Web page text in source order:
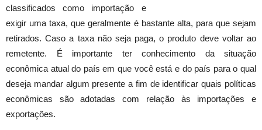
classificados como importação e
exigir uma taxa, que geralmente é bastante alta, para que sejam
retirados. Caso a taxa não seja paga, o produto deve voltar ao
remetente. É importante ter conhecimento da situação
econômica atual do país em que você está e do país para o qual
deseja mandar algum presente a fim de identificar quais políticas
econômicas são adotadas com relação às importações e
exportações.